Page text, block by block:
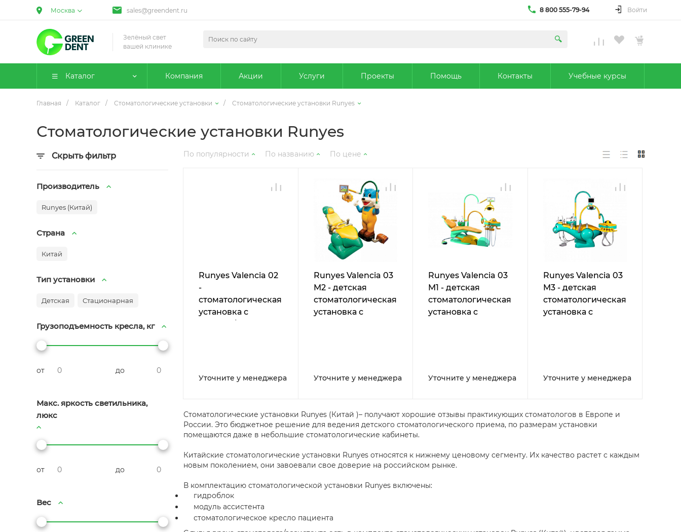
Москва sales@greendent.ru 8 800 555-79-94 Войти
Зелёный свет
вашей клинике
Каталог Компания Акции Услуги Проекты Помощь Контакты Учебные курсы
Главная / Каталог / Стоматологические установки / Стоматологические установки Runyes
Стоматологические установки Runyes
Скрыть фильтр
Производитель
Runyes (Китай)
Страна
Китай
Тип установки
Детская Стационарная
Грузоподъемность кресла, кг
от до
Макс. яркость светильника,
люкс
от до
Вес
По популярности По названию По цене
Runyes Valencia 02
-
стоматологическая
установка с
Уточните у менеджера
Runyes Valencia 03
M2 - детская
стоматологическая
установка с
Уточните у менеджера
Runyes Valencia 03
M1 - детская
стоматологическая
установка с
Уточните у менеджера
Runyes Valencia 03
M3 - детская
стоматологическая
установка с
Уточните у менеджера
Стоматологические установки Runyes (Китай )– получают хорошие отзывы практикующих стоматологов в Европе и
России. Это бюджетное решение для ведения детского стоматологического приема, по размерам установки
помещаются даже в небольшие стоматологические кабинеты.
Китайские стоматологические установки Runyes относятся к нижнему ценовому сегменту. Их качество растет с каждым
новым поколением, они завоевали свое доверие на российском рынке.
В комплектацию стоматологической установки Runyes включены:
гидроблок
модуль ассистента
стоматологическое кресло пациента